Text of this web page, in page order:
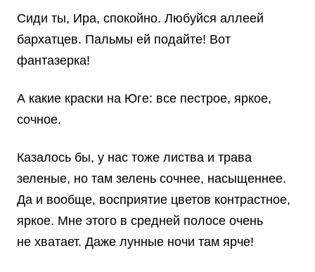
Сиди ты, Ира, спокойно. Любуйся аллеей
бархатцев. Пальмы ей подайте! Вот
фантазерка!
А какие краски на Юге: все пестрое, яркое,
сочное.
Казалось бы, у нас тоже листва и трава
зеленые, но там зелень сочнее, насыщеннее.
Да и вообще, восприятие цветов контрастное,
яркое. Мне этого в средней полосе очень
не хватает. Даже лунные ночи там ярче!